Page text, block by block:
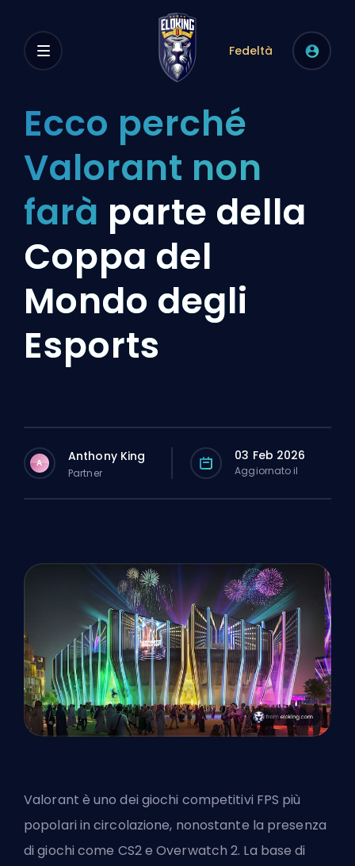
Fedeltà
Ecco perché
Valorant non
farà parte della
Coppa del
Mondo degli
Esports
A Anthony King
Partner
03 Feb 2026
Aggiornato il
Valorant è uno dei giochi competitivi FPS più
popolari in circolazione, nonostante la presenza
di giochi come CS2 e Overwatch 2. La base di